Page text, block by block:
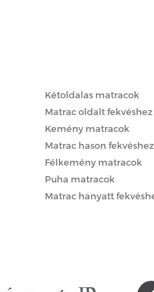
Kétoldalas matracok
Matrac oldalt fekvéshez
Kemény matracok
Matrac hason fekvéshez
Félkemény matracok
Puha matracok
Matrac hanyatt